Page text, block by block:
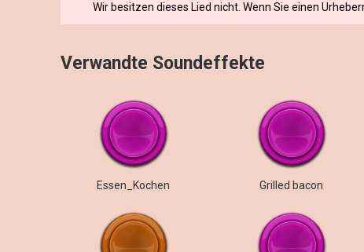
Wir besitzen dieses Lied nicht. Wenn Sie einen
Verwandte Soundeffekte
Essen_Kochen Grilled bacon